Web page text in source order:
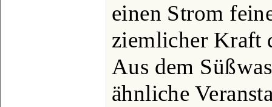
einen Strom
ziemlicher Kraft
Aus dem
ähnliche